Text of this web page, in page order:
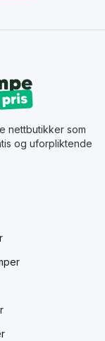
nettbutikker som
og uforpliktende